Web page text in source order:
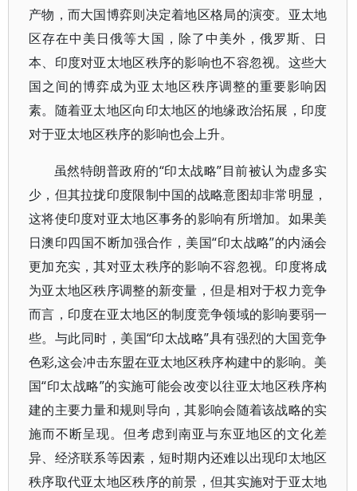
产物，而大国博弈则决定着地区格局的演变。亚太地
区存在中美日俄等大国，除了中美外，俄罗斯、日
本、印度对亚太地区秩序的影响也不容忽视。这些大
国之间的博弈成为亚太地区秩序调整的重要影响因
素。随着亚太地区向印太地区的地缘政治拓展，印度
对于亚太地区秩序的影响也会上升。
虽然特朗普政府的“印太战略”目前被认为虚多实
少，但其拉拢印度限制中国的战略意图却非常明显，
这将使印度对亚太地区事务的影响有所增加。如果美
日澳印四国不断加强合作，美国“印太战略”的内涵会
更加充实，其对亚太秩序的影响不容忽视。印度将成
为亚太地区秩序调整的新变量，但是相对于权力竞争
而言，印度在亚太地区的制度竞争领域的影响要弱一
些。与此同时，美国“印太战略”具有强烈的大国竞争
色彩,这会冲击东盟在亚太地区秩序构建中的影响。美
国“印太战略”的实施可能会改变以往亚太地区秩序构
建的主要力量和规则导向，其影响会随着该战略的实
施而不断呈现。但考虑到南亚与东亚地区的文化差
异、经济联系等因素，短时期内还难以出现印太地区
秩序取代亚太地区秩序的前景，但其实施对于亚太地